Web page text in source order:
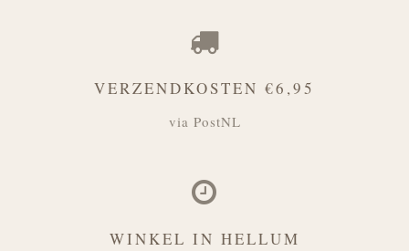
VERZENDKOSTEN €6,95
via PostNL
WINKEL IN HELLUM